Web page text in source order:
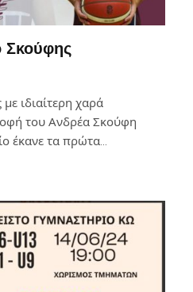
Σκούφης
ιδιαίτερη χαρά
του Ανδρέα Σκούφη
έκανε τα πρώτα…